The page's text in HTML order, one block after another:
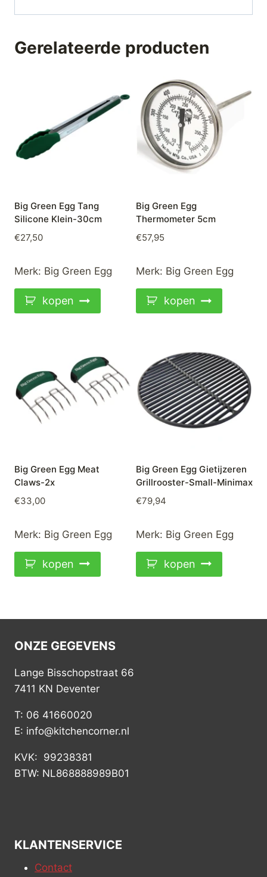
Gerelateerde producten
Big Green Egg Tang
Silicone Klein-30cm
€27,50
Merk: Big Green Egg
kopen
Big Green Egg
Thermometer 5cm
€57,95
Merk: Big Green Egg
kopen
Big Green Egg Meat
Claws-2x
€33,00
Merk: Big Green Egg
kopen
Big Green Egg Gietijzeren
Grillrooster-Small-Minimax
€79,94
Merk: Big Green Egg
kopen
ONZE GEGEVENS
Lange Bisschopstraat 66
7411 KN Deventer
T: 06 41660020
E: info@kitchencorner.nl
KVK: 99238381
BTW: NL868888989B01
KLANTENSERVICE
Contact